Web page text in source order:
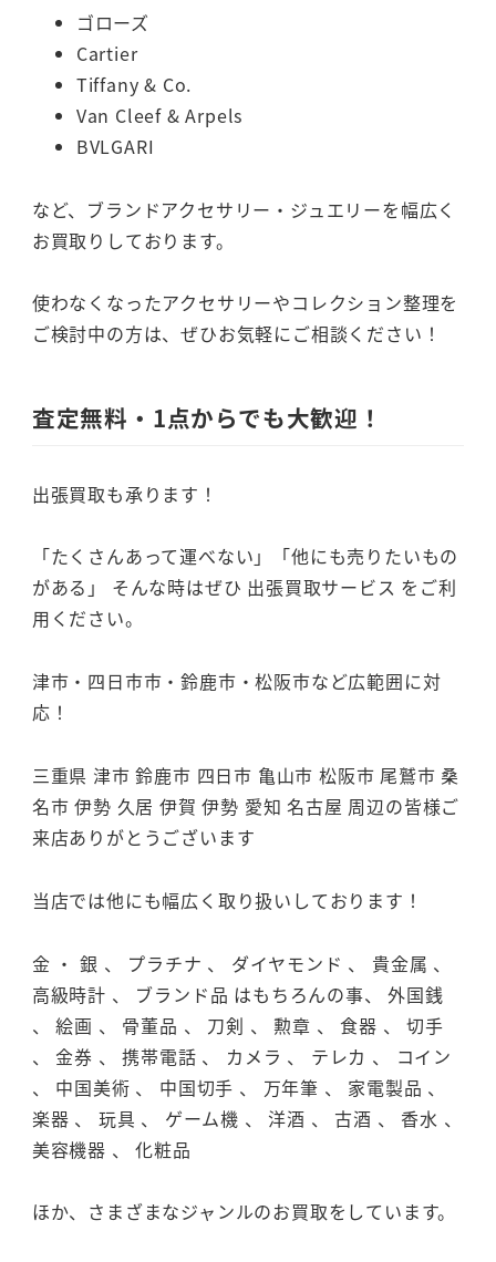
ゴローズ
Cartier
Tiffany & Co.
Van Cleef & Arpels
BVLGARI
など、ブランドアクセサリー・ジュエリーを幅広く
お買取りしております。
使わなくなったアクセサリーやコレクション整理を
ご検討中の方は、ぜひお気軽にご相談ください！
査定無料・1点からでも大歓迎！
出張買取も承ります！
「たくさんあって運べない」「他にも売りたいもの
がある」 そんな時はぜひ 出張買取サービス をご利
用ください。
津市・四日市市・鈴鹿市・松阪市など広範囲に対
応！
三重県 津市 鈴鹿市 四日市 亀山市 松阪市 尾鷲市 桑
名市 伊勢 久居 伊賀 伊勢 愛知 名古屋 周辺の皆様ご
来店ありがとうございます
当店では他にも幅広く取り扱いしております！
金 ・ 銀 、 プラチナ 、 ダイヤモンド 、 貴金属 、
高級時計 、 ブランド品 はもちろんの事、 外国銭
、 絵画 、 骨董品 、 刀剣 、 勲章 、 食器 、 切手
、 金券 、 携帯電話 、 カメラ 、 テレカ 、 コイン
、 中国美術 、 中国切手 、 万年筆 、 家電製品 、
楽器 、 玩具 、 ゲーム機 、 洋酒 、 古酒 、 香水 、
美容機器 、 化粧品
ほか、さまざまなジャンルのお買取をしています。